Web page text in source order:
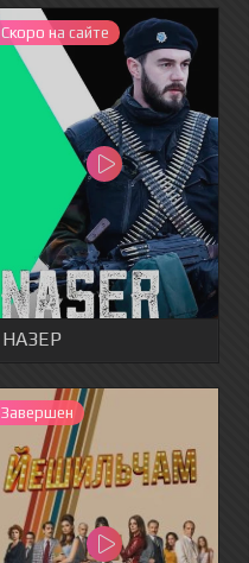
Скоро на сайте
НАЗЕР
Завершен